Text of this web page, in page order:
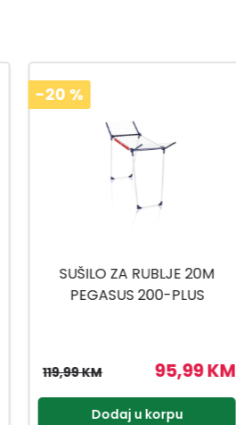
-20 %
PRAŠKO TELESKOP DP4173
5,56 KM
6,95 KM
Dodaj u korpu